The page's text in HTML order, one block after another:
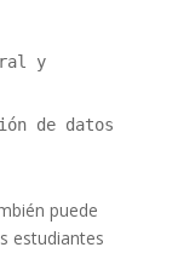
y
de datos
puede
estudiantes